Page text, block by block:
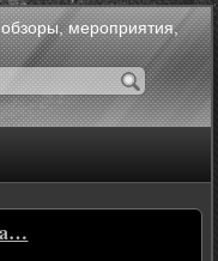
мероприятия,